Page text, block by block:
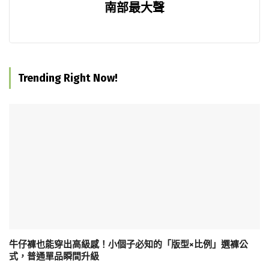
南部最大聲
Trending Right Now!
牛仔褲也能穿出高級感！小個子必知的「版型×比例」選褲公
式，普通單品瞬間升級